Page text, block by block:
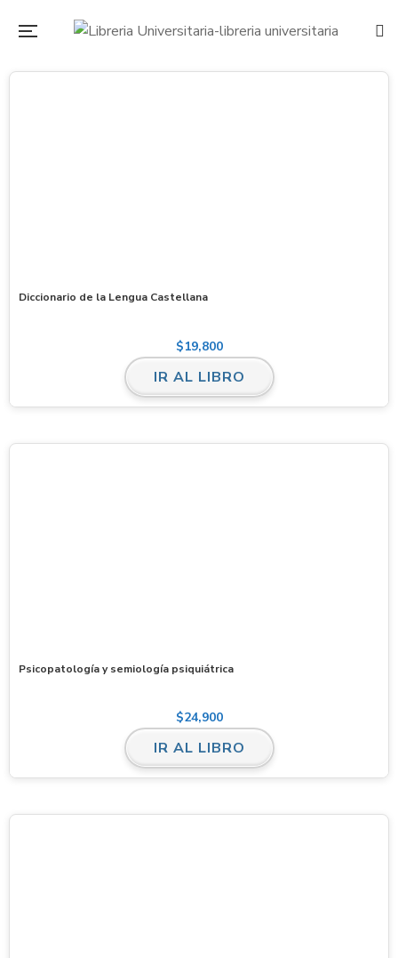
Diccionario de la Lengua Castellana
$19,800
IR AL LIBRO
Psicopatología y semiología psiquiátrica
$24,900
IR AL LIBRO